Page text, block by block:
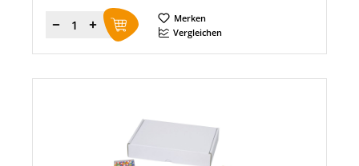
Menge
Merken
Vergleichen